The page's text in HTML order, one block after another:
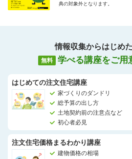
典の対象外となります。
情報収集からはじめ
無料 学べる講座をご用
はじめての注文住宅講座
家づくりのダンドリ
総予算の出し方
土地契約前の注意点など
初心者必見
注文住宅価格まるわかり講座
建物価格の相場